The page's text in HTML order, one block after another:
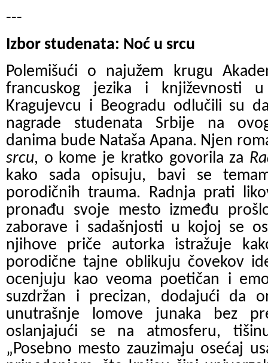
---
Izbor studenata: Noć u srcu
Polemišući o najužem krugu
francuskog jezika i književnosti
Kragujevcu i Beogradu odlučili su
nagrade studenata Srbije na
danima bude Nataša Apana. Njen
srcu, o kome je kratko govorila za
kako sada opisuju, bavi se
porodičnih trauma. Radnja prati
pronađu svoje mesto između
zaborave i sadašnjosti u kojoj se
njihove priče autorka istražuje
porodične tajne oblikuju čovekov
ocenjuju kao veoma poetičan i
suzdržan i precizan, dodajući da
unutrašnje lomove junaka bez
oslanjajući se na atmosferu,
„Posebno mesto zauzimaju osećaj